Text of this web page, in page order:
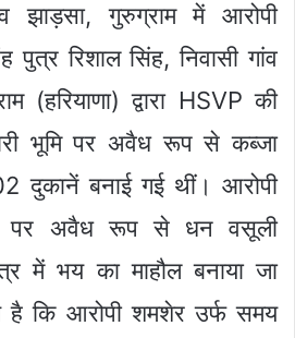
झाड़सा, गुरुग्राम में आरोपी
रिशाल सिंह, निवासी गांव
(हरियाणा) द्वारा HSVP की
भूमि पर अवैध रूप से कब्जा
दुकानें बनाई गई थीं। आरोपी
पर अवैध रूप से धन वसूली
में भय का माहौल बनाया जा
है कि आरोपी शमशेर उर्फ समय